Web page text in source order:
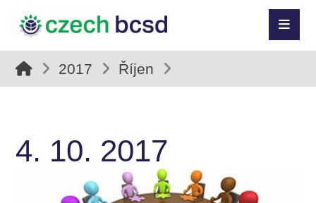
2017 Říjen
4. 10. 2017